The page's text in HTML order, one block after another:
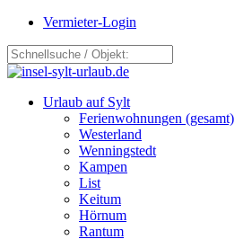
Vermieter-Login
Urlaub auf Sylt
Ferienwohnungen (gesamt)
Westerland
Wenningstedt
Kampen
List
Keitum
Hörnum
Rantum